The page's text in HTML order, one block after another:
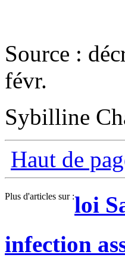
Source :
févr.
Sybilline
Haut de
Plus d'articles sur :loi
infection